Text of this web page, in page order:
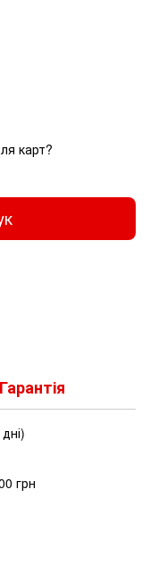
карт?
Гарантія
грн